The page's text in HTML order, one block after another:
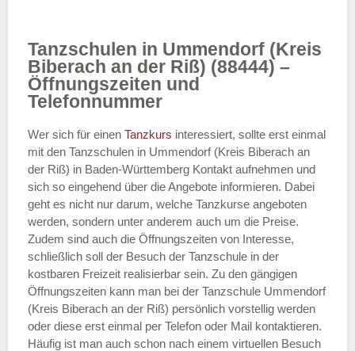
Tanzschulen in Ummendorf (Kreis
Biberach an der Riß) (88444) –
Öffnungszeiten und
Telefonnummer
Wer sich für einen Tanzkurs interessiert, sollte erst einmal
mit den Tanzschulen in Ummendorf (Kreis Biberach an
der Riß) in Baden-Württemberg Kontakt aufnehmen und
sich so eingehend über die Angebote informieren. Dabei
geht es nicht nur darum, welche Tanzkurse angeboten
werden, sondern unter anderem auch um die Preise.
Zudem sind auch die Öffnungszeiten von Interesse,
schließlich soll der Besuch der Tanzschule in der
kostbaren Freizeit realisierbar sein. Zu den gängigen
Öffnungszeiten kann man bei der Tanzschule Ummendorf
(Kreis Biberach an der Riß) persönlich vorstellig werden
oder diese erst einmal per Telefon oder Mail kontaktieren.
Häufig ist man auch schon nach einem virtuellen Besuch